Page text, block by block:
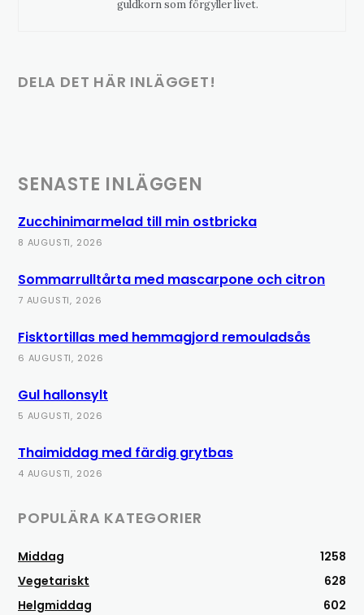
guldkorn som förgyller livet.
DELA DET HÄR INLÄGGET!
SENASTE INLÄGGEN
Zucchinimarmelad till min ostbricka
8 AUGUSTI, 2026
Sommarrulltårta med mascarpone och citron
7 AUGUSTI, 2026
Fisktortillas med hemmagjord remouladsås
6 AUGUSTI, 2026
Gul hallonsylt
5 AUGUSTI, 2026
Thaimiddag med färdig grytbas
4 AUGUSTI, 2026
POPULÄRA KATEGORIER
Middag
1258
Vegetariskt
628
Helgmiddag
602